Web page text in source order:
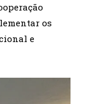
os
e